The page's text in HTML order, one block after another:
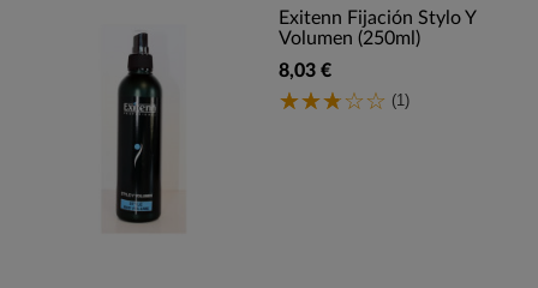
Exitenn Fijación Stylo Y
Volumen (250ml)
8,03 €
(1)